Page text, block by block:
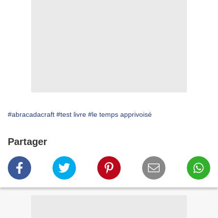
#abracadacraft #test livre #le temps apprivoisé
Partager